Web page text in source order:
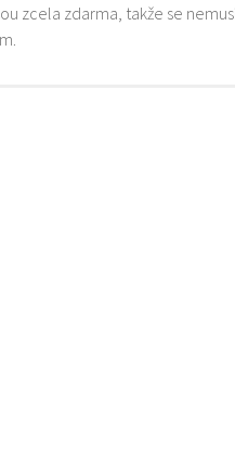
zcela zdarma, takže se